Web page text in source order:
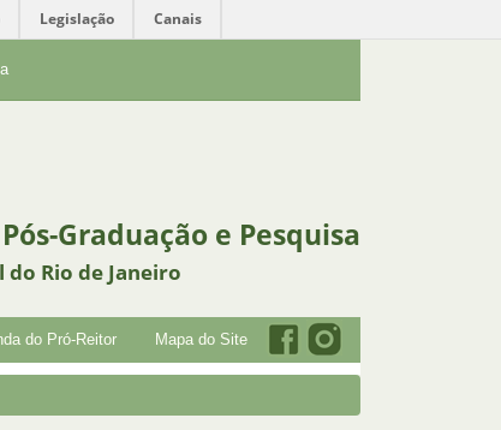
Legislação Canais
Graduação e Pesquisa
Rio de Janeiro
do Pró-Reitor Mapa do Site